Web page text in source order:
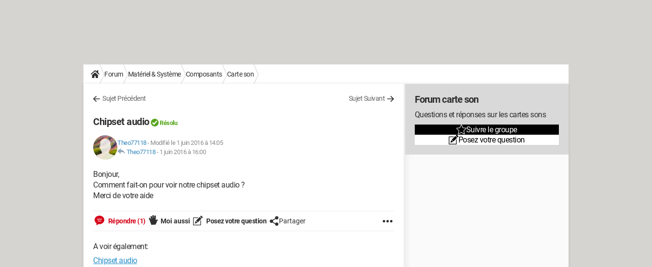
Forum Matériel & Système Composants Carte son
Sujet Précédent Sujet Suivant
Chipset audio Résolu
Theo77118- Modifié le 1 juin 2016 à 14:05
Theo77118- 1 juin 2016 à 16:00
Bonjour,
Comment fait-on pour voir notre chipset audio ?
Merci de votre aide
Répondre (1) Moi aussi Posez votre question Partager
A voir également:
Chipset audio
Forum carte son
Questions et réponses sur les cartes sons
Suivre le groupe
Posez votre question